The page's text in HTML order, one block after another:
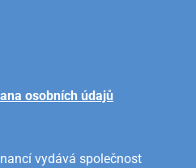
osobních údajů
vydává společnost